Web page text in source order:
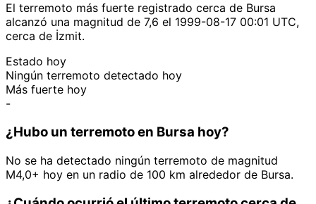
El terremoto más fuerte registrado cerca de Bursa
alcanzó una magnitud de 7,6 el 1999-08-17 00:01 UTC,
cerca de İzmit.
Estado hoy
Ningún terremoto detectado hoy
Más fuerte hoy
-
¿Hubo un terremoto en Bursa hoy?
No se ha detectado ningún terremoto de magnitud
M4,0+ hoy en un radio de 100 km alrededor de Bursa.